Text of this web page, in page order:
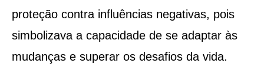
proteção contra influências negativas, pois
simbolizava a capacidade de se adaptar às
mudanças e superar os desafios da vida.